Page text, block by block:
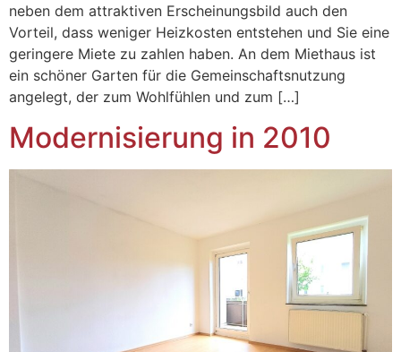
neben dem attraktiven Erscheinungsbild auch den
Vorteil, dass weniger Heizkosten entstehen und Sie eine
geringere Miete zu zahlen haben. An dem Miethaus ist
ein schöner Garten für die Gemeinschaftsnutzung
angelegt, der zum Wohlfühlen und zum […]
Modernisierung in 2010